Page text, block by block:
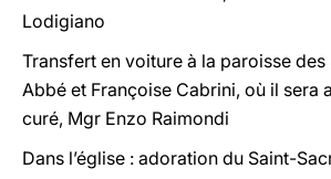
Lodigiano
Transfert en voiture à la paroisse des
Abbé et Françoise Cabrini, où il sera
curé, Mgr Enzo Raimondi
Dans l’église : adoration du Saint-